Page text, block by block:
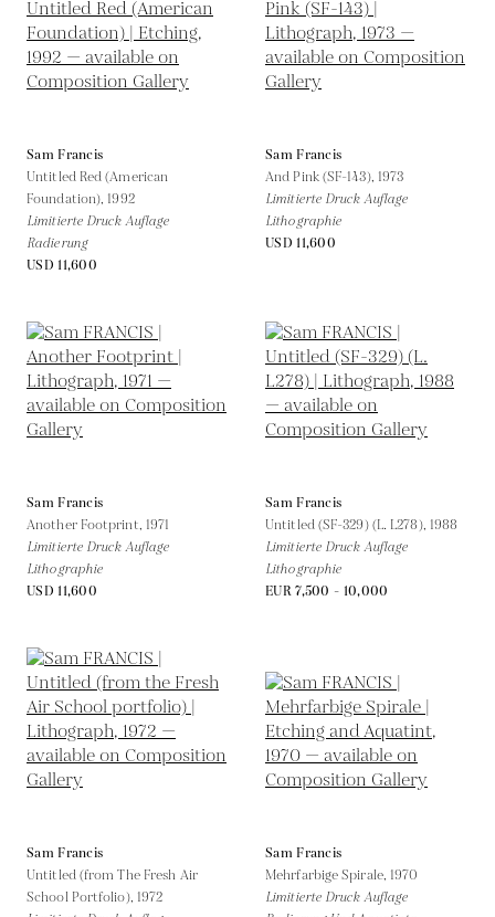
Sam Francis
Untitled Red (American
Foundation),1992
Limitierte Druck Auflage
Radierung
USD 11,600
Sam Francis
And Pink (SF-143), 1973
Limitierte Druck Auflage
Lithographie
USD 11,600
Sam Francis
Another Footprint, 1971
Limitierte Druck Auflage
Lithographie
USD 11,600
Sam Francis
Untitled (SF-329) (L. L278), 1988
Limitierte Druck Auflage
Lithographie
EUR 7,500 - 10,000
Sam Francis
Untitled (from The Fresh Air
School Portfolio), 1972
Sam Francis
Mehrfarbige Spirale,1970
Limitierte Druck Auflage